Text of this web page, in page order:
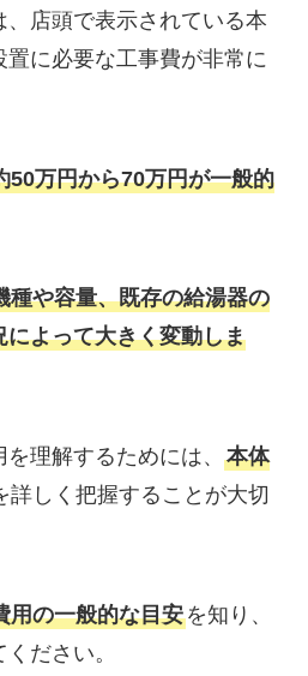
店頭で表示されている本
に必要な工事費が非常に
50万円から70万円が一般的
種や容量、既存の給湯器の
よって大きく変動しま
理解するためには、 本体
詳しく把握することが大切
用の一般的な目安を知り、
ださい。